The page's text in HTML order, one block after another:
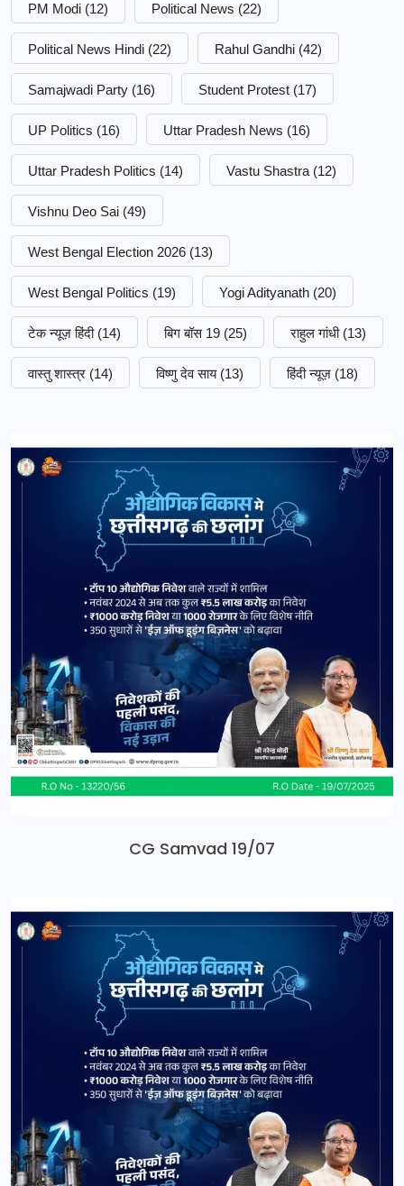
PM Modi (12) Political News (22)
Political News Hindi (22) Rahul Gandhi (42)
Samajwadi Party (16) Student Protest (17)
UP Politics (16) Uttar Pradesh News (16)
Uttar Pradesh Politics (14) Vastu Shastra (12)
Vishnu Deo Sai (49)
West Bengal Election 2026 (13)
West Bengal Politics (19) Yogi Adityanath (20)
टेक न्यूज़ हिंदी (14) बिग बॉस 19 (25) राहुल गांधी (13)
वास्तु शास्त्र (14) विष्णु देव साय (13) हिंदी न्यूज़ (18)
CG Samvad 19/07